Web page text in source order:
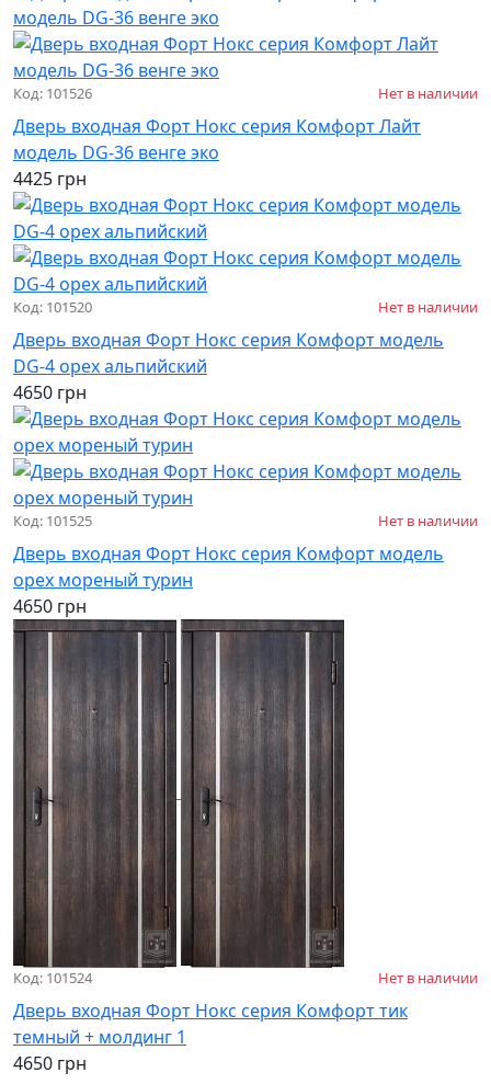
Код: 101526 Нет в наличии
Дверь входная Форт Нокс серия Комфорт Лайт
модель DG-36 венге эко
4425 грн
Код: 101520 Нет в наличии
Дверь входная Форт Нокс серия Комфорт модель
DG-4 орех альпийский
4650 грн
Код: 101525 Нет в наличии
Дверь входная Форт Нокс серия Комфорт модель
орех мореный турин
4650 грн
Код: 101524 Нет в наличии
Дверь входная Форт Нокс серия Комфорт тик
темный + молдинг 1
4650 грн